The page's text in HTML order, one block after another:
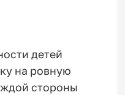
детей
на ровную
стороны